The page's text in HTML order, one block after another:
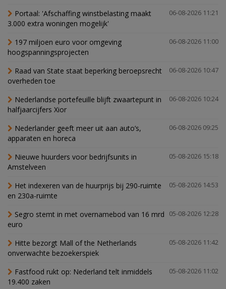
06-08-2026 11:21
Portaal: 'Afschaffing winstbelasting maakt
3.000 extra woningen mogelijk'
06-08-2026 11:00
197 miljoen euro voor omgeving
hoogspanningsprojecten
06-08-2026 10:47
Raad van State staat beperking beroepsrecht
overheden toe
06-08-2026 10:24
Nederlandse portefeuille blijft zwaartepunt in
halfjaarcijfers Xior
06-08-2026 09:25
Nederlander geeft meer uit aan auto’s,
apparaten en horeca
05-08-2026 15:18
Nieuwe huurders voor bedrijfsunits in
Amstelveen
05-08-2026 14:53
Het indexeren van de huurprijs bij 290-ruimte
en 230a-ruimte
05-08-2026 12:28
Segro stemt in met overnamebod van 16 mrd
euro
05-08-2026 11:42
Hitte bezorgt Mall of the Netherlands
onverwachte bezoekerspiek
05-08-2026 11:02
Fastfood rukt op: Nederland telt inmiddels
19.400 zaken